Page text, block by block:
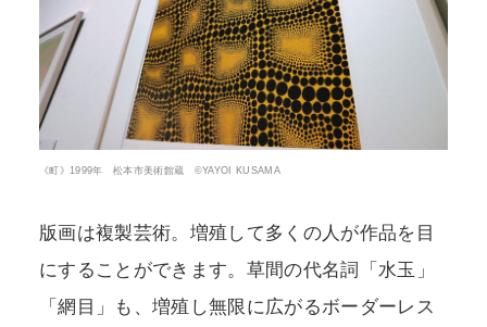
《町》1999年 松本市美術館蔵 ©YAYOI KUSAMA
版画は複製芸術。増殖して多くの人が作品を目
にすることができます。草間の代名詞「水玉」
「網目」も、増殖し無限に広がるボーダーレス